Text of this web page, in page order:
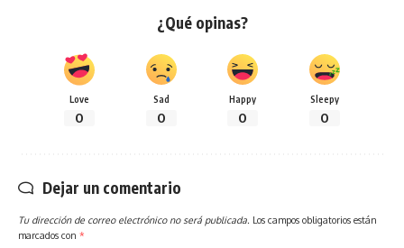
¿Qué opinas?
Love
0
Sad
0
Happy
0
Sleepy
0
Dejar un comentario
Tu dirección de correo electrónico no será publicada. Los campos obligatorios están
marcados con *